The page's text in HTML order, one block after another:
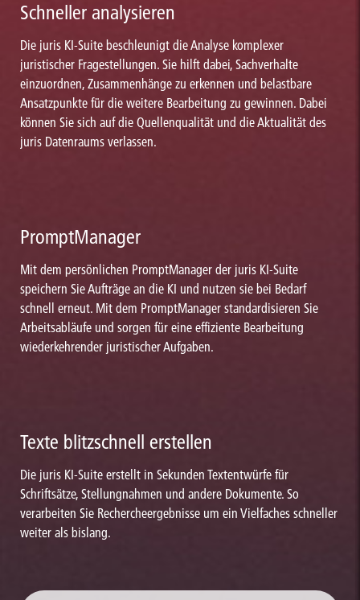
Schneller analysieren
Die juris KI-Suite beschleunigt die Analyse komplexer
juristischer Fragestellungen. Sie hilft dabei, Sachverhalte
einzuordnen, Zusammenhänge zu erkennen und belastbare
Ansatzpunkte für die weitere Bearbeitung zu gewinnen. Dabei
können Sie sich auf die Quellenqualität und die Aktualität des
juris Datenraums verlassen.
PromptManager
Mit dem persönlichen PromptManager der juris KI-Suite
speichern Sie Aufträge an die KI und nutzen sie bei Bedarf
schnell erneut. Mit dem PromptManager standardisieren Sie
Arbeitsabläufe und sorgen für eine effiziente Bearbeitung
wiederkehrender juristischer Aufgaben.
Texte blitzschnell erstellen
Die juris KI-Suite erstellt in Sekunden Textentwürfe für
Schriftsätze, Stellungnahmen und andere Dokumente. So
verarbeiten Sie Rechercheergebnisse um ein Vielfaches schneller
weiter als bislang.